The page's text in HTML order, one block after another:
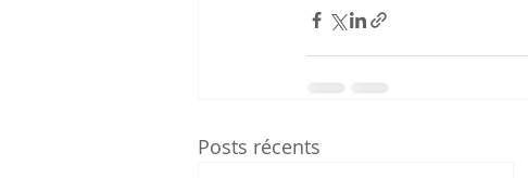
Posts récents